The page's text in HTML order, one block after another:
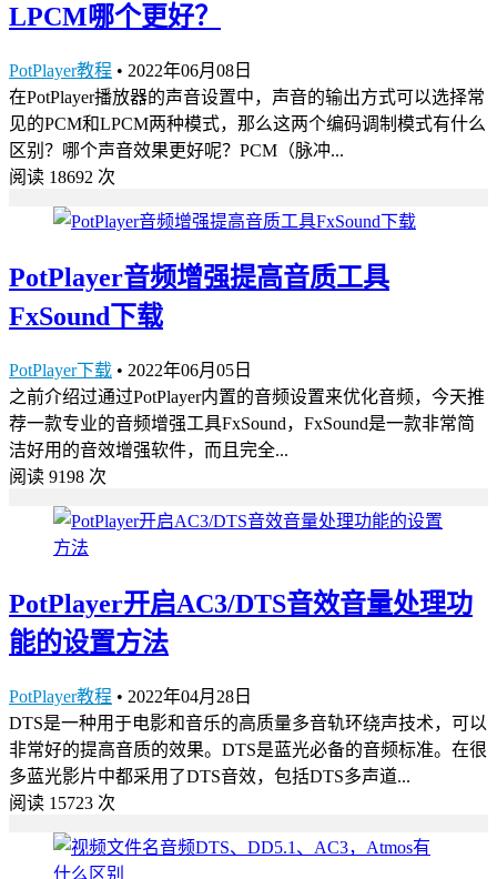
LPCM哪个更好？
PotPlayer教程 • 2022年06月08日
在PotPlayer播放器的声音设置中，声音的输出方式可以选择常
见的PCM和LPCM两种模式，那么这两个编码调制模式有什么
区别？哪个声音效果更好呢？PCM（脉冲...
阅读 18692 次
PotPlayer音频增强提高音质工具
FxSound下载
PotPlayer下载 • 2022年06月05日
之前介绍过通过PotPlayer内置的音频设置来优化音频，今天推
荐一款专业的音频增强工具FxSound，FxSound是一款非常简
洁好用的音效增强软件，而且完全...
阅读 9198 次
PotPlayer开启AC3/DTS音效音量处理功
能的设置方法
PotPlayer教程 • 2022年04月28日
DTS是一种用于电影和音乐的高质量多音轨环绕声技术，可以
非常好的提高音质的效果。DTS是蓝光必备的音频标准。在很
多蓝光影片中都采用了DTS音效，包括DTS多声道...
阅读 15723 次